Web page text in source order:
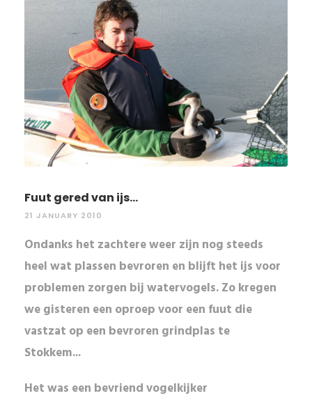
Fuut gered van ijs...
21 JANUARY 2010
Ondanks het zachtere weer zijn nog steeds
heel wat plassen bevroren en blijft het ijs voor
problemen zorgen bij watervogels. Zo kregen
we gisteren een oproep voor een fuut die
vastzat op een bevroren grindplas te
Stokkem...
Het was een bevriend vogelkijker